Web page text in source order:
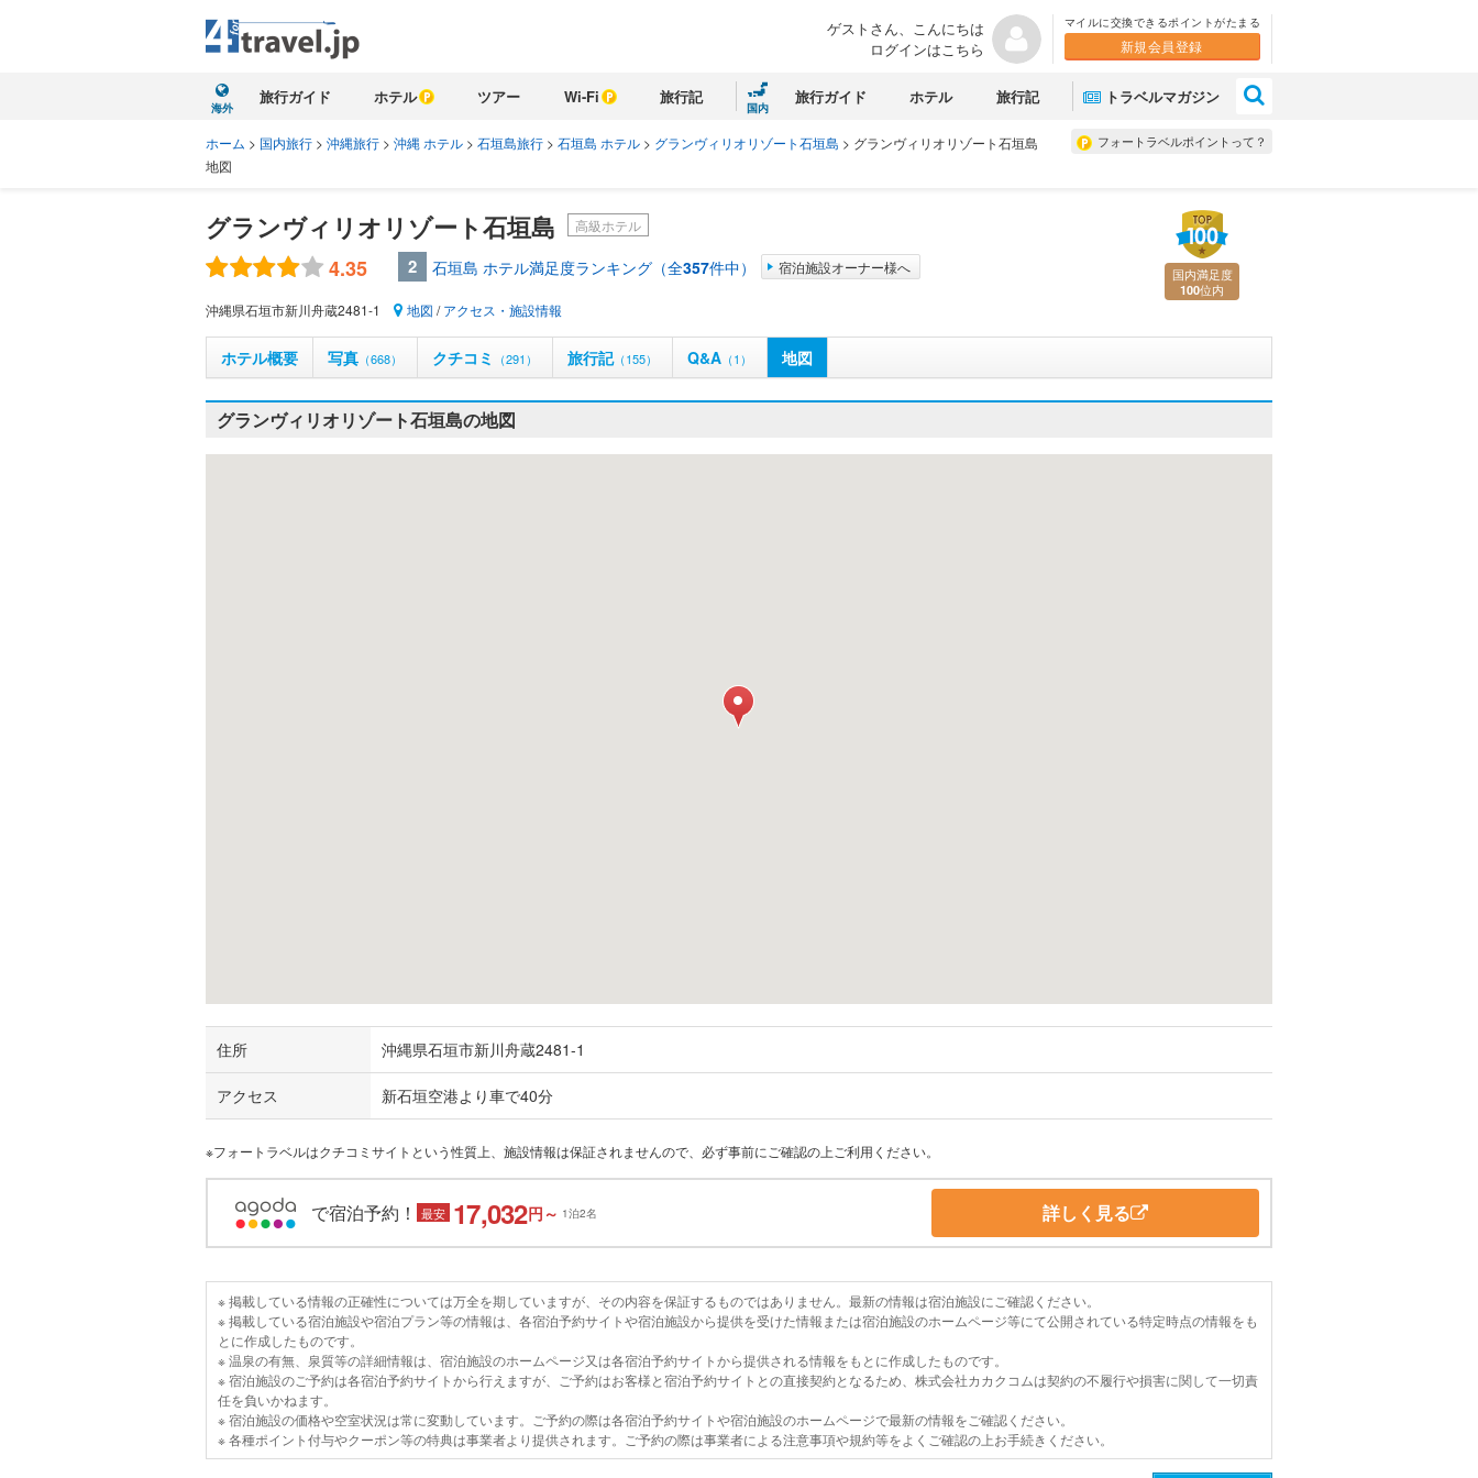
ゲストさん、こんにちは
ログインはこちら
マイルに交換できるポイントがたまる
新規会員登録
海外
旅行ガイド ホテル ツアー Wi-Fi 旅行記
国内
旅行ガイド ホテル 旅行記 トラベルマガジン
フォートラベルポイントって？
ホーム > 国内旅行 > 沖縄旅行 > 沖縄 ホテル > 石垣島旅行 > 石垣島 ホテル > グランヴィリオリゾート石垣島 > グランヴィリオリゾート石垣島
地図
グランヴィリオリゾート石垣島 高級ホテル
4.35 2 石垣島 ホテル満足度ランキング（全357件中） 宿泊施設オーナー様へ
沖縄県石垣市新川舟蔵2481-1 地図 /アクセス・施設情報
国内満足度
100位内
ホテル概要 写真 （668） クチコミ （291） 旅行記（155） Q&A （1） 地図
グランヴィリオリゾート石垣島の地図
住所 沖縄県石垣市新川舟蔵2481-1
アクセス 新石垣空港より車で40分
※フォートラベルはクチコミサイトという性質上、施設情報は保証されませんので、必ず事前にご確認の上ご利用ください。
で宿泊予約！ 最安 17,032円～ 1泊2名 詳しく見る
※ 掲載している情報の正確性については万全を期していますが、その内容を保証するものではありません。最新の情報は宿泊施設にご確認ください。
※ 掲載している宿泊施設や宿泊プラン等の情報は、各宿泊予約サイトや宿泊施設から提供を受けた情報または宿泊施設のホームページ等にて公開されている特定時点の情報をも
とに作成したものです。
※ 温泉の有無、泉質等の詳細情報は、宿泊施設のホームページ又は各宿泊予約サイトから提供される情報をもとに作成したものです。
※ 宿泊施設のご予約は各宿泊予約サイトから行えますが、ご予約はお客様と宿泊予約サイトとの直接契約となるため、株式会社カカクコムは契約の不履行や損害に関して一切責
任を負いかねます。
※ 宿泊施設の価格や空室状況は常に変動しています。ご予約の際は各宿泊予約サイトや宿泊施設のホームページで最新の情報をご確認ください。
※ 各種ポイント付与やクーポン等の特典は事業者より提供されます。ご予約の際は事業者による注意事項や規約等をよくご確認の上お手続きください。